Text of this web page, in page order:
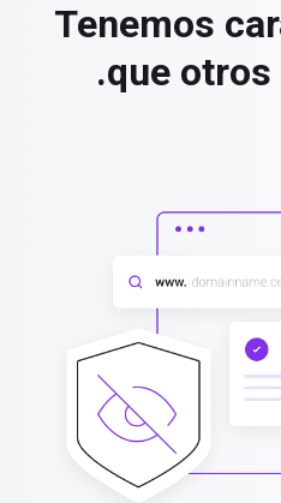
Tenemos
que otros